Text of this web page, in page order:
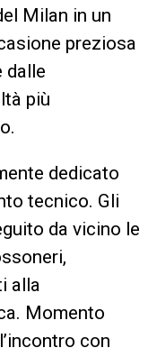
Milan in un
preziosa
dalle
più
dedicato
tecnico. Gli
da vicino le
alla
Momento
con